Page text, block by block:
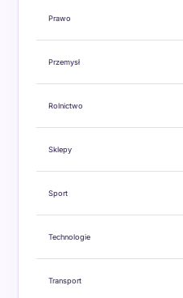
Prawo
Przemysł
Rolnictwo
Sklepy
Sport
Technologie
Transport